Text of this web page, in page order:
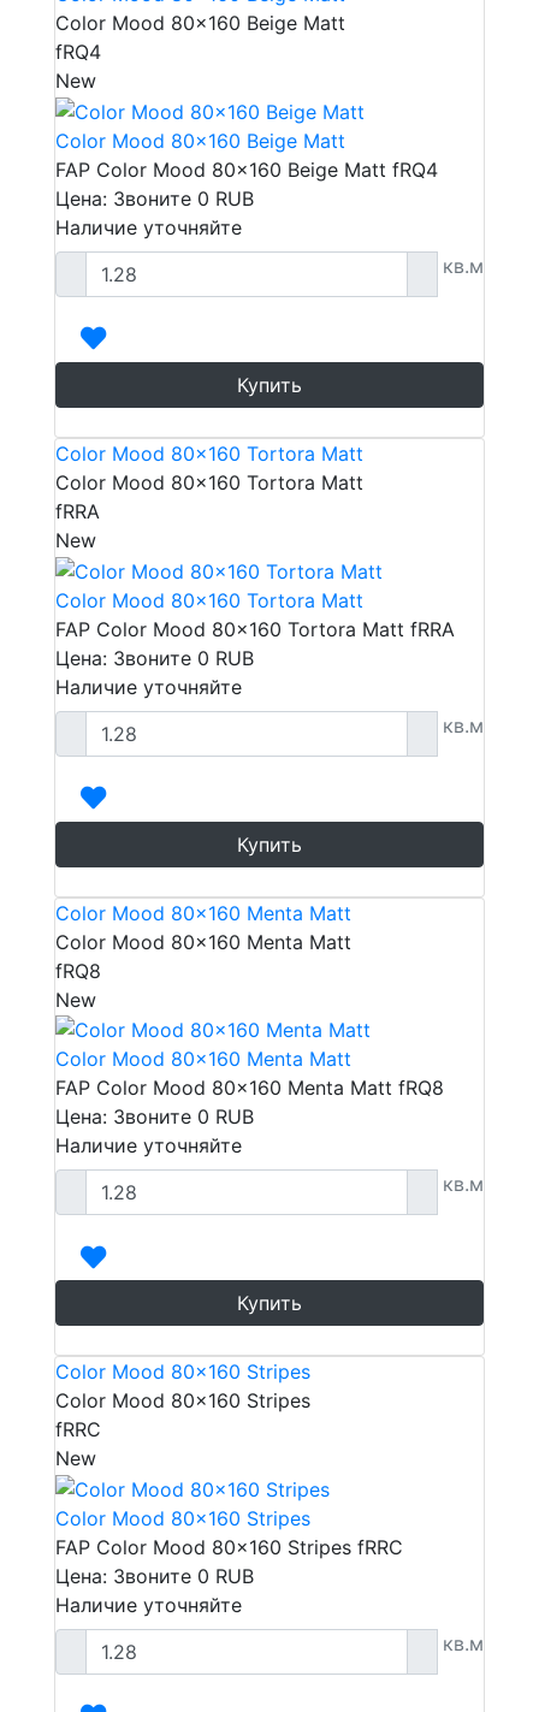
Color Mood 80x160 Beige Matt
fRQ4
New
Color Mood 80x160 Beige Matt
FAP Color Mood 80x160 Beige Matt fRQ4
Цена: Звоните 0 RUB
Наличие уточняйте
кв.м
Купить
Color Mood 80x160 Tortora Matt
Color Mood 80x160 Tortora Matt
fRRA
New
Color Mood 80x160 Tortora Matt
FAP Color Mood 80x160 Tortora Matt fRRA
Цена: Звоните 0 RUB
Наличие уточняйте
кв.м
Купить
Color Mood 80x160 Menta Matt
Color Mood 80x160 Menta Matt
fRQ8
New
Color Mood 80x160 Menta Matt
FAP Color Mood 80x160 Menta Matt fRQ8
Цена: Звоните 0 RUB
Наличие уточняйте
кв.м
Купить
Color Mood 80x160 Stripes
Color Mood 80x160 Stripes
fRRC
New
Color Mood 80x160 Stripes
FAP Color Mood 80x160 Stripes fRRC
Цена: Звоните 0 RUB
Наличие уточняйте
кв.м